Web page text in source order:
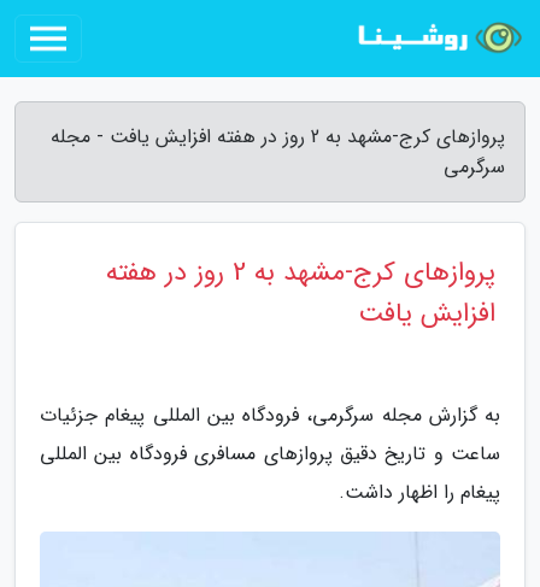
پروازهای کرج-مشهد به 2 روز در هفته افزایش یافت - مجله
سرگرمی
پروازهای کرج-مشهد به 2 روز در هفته
افزایش یافت
به گزارش مجله سرگرمی، فرودگاه بین المللی پیغام جزئیات
ساعت و تاریخ دقیق پروازهای مسافری فرودگاه بین المللی
پیغام را اظهار داشت.